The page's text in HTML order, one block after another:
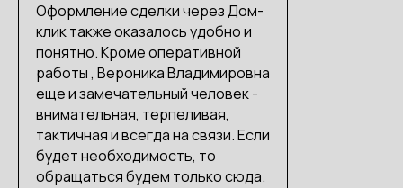
Оформление сделки через Дом-
клик также оказалось удобно и
понятно. Кроме оперативной
работы , Вероника Владимировна
еще и замечательный человек -
внимательная, терпеливая,
тактичная и всегда на связи. Если
будет необходимость, то
обращаться будем только сюда.